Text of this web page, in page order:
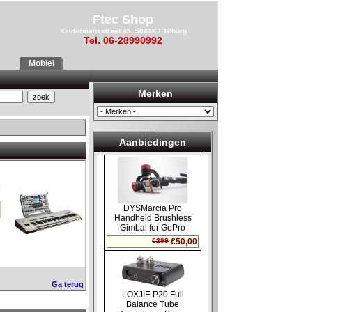
Ftec Shop
Keldermansstraat 45, 5041KJ Tilburg
Tel. 06-28990992
Mobiel
Ga terug
Merken
Aanbiedingen